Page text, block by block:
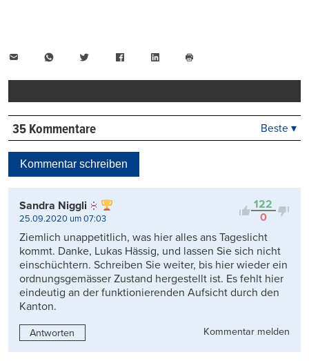
WhatsAppTwitter FacebookLinkedIn
drucken
35 Kommentare
Kontrovers
Beste ▾
Kommentar schreiben
122
0
Sandra Niggli
25.09.2020 um 07:03
Ziemlich unappetitlich, was hier alles ans Tageslicht
kommt. Danke, Lukas Hässig, und lassen Sie sich nicht
einschüchtern. Schreiben Sie weiter, bis hier wieder ein
ordnungsgemässer Zustand hergestellt ist. Es fehlt hier
eindeutig an der funktionierenden Aufsicht durch den
Kanton.
Antworten Kommentar melden